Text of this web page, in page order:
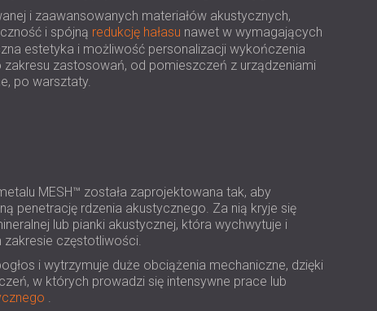
ROMÂNIA | RO
FINLAND | FI
РОССИЯ | RU
i zaawansowanych materiałów akustycznych,
i spójną redukcję hałasu nawet w wymagających
estetyka i możliwość personalizacji wykończenia
zastosowań, od pomieszczeń z urządzeniami
po warsztaty.
MESH™ została zaprojektowana tak, aby
penetrację rdzenia akustycznego. Za nią kryje się
lub pianki akustycznej, która wychwytuje i
zakresie częstotliwości.
i wytrzymuje duże obciążenia mechaniczne, dzięki
w których prowadzi się intensywne prace lub
.